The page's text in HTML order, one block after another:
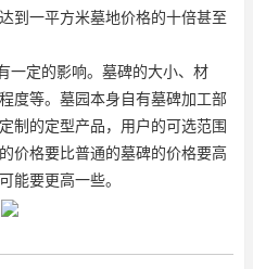
到一平方米墓地价格的十倍甚至
一定的影响。墓碑的大小、材
度等。墓园本身自有墓碑加工部
制的定型产品，用户的可选范围
价格要比普通的墓碑的价格要高
能要更高一些。